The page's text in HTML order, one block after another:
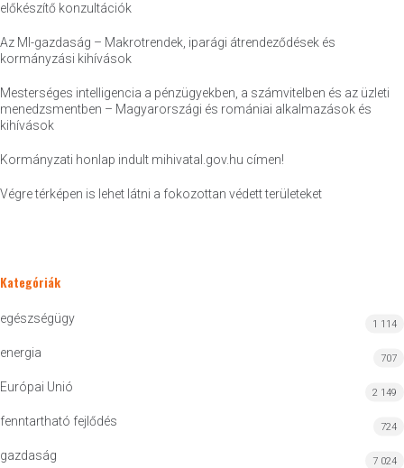
előkészítő konzultációk
Az MI-gazdaság – Makrotrendek, iparági átrendeződések és
kormányzási kihívások
Mesterséges intelligencia a pénzügyekben, a számvitelben és az üzleti
menedzsmentben – Magyarországi és romániai alkalmazások és
kihívások
Kormányzati honlap indult mihivatal.gov.hu címen!
Végre térképen is lehet látni a fokozottan védett területeket
Kategóriák
egészségügy 1 114
energia 707
Európai Unió 2 149
fenntartható fejlődés 724
gazdaság 7 024